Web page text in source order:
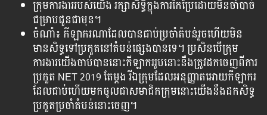
ក្រុមការងាររបស់យើង រក្សាសិទ្ធិក្នុងការកែប្រែដោយមិនចាំបាច់
ជម្រាបជូនជាមុន។
ចំណាំ៖ កីឡាករណា​​ដែលបាន​​​ជាប់​​ប្រចាំ​តំបន់​រួចហើយ​មិន​
មាន​សិទ្ធ​ទៅ​ប្រ​កួត​នៅ​តំបន់​ផ្សេងបាន​ទេ។ ប្រសិន​បើ​​ក្រុម​
ការងារ​យើង​ចាប់បាន​នោះ​កីឡាករ​រូប​នោះ​នឹង​ត្រូវ​ដក​ចេញ​ពីការ​
ប្រកួត​​ NET 2019 តែម្ដង រីឯក្រុម​ដែលអនុញ្ញាត​អោយ​កីឡាករ​
ដែល​ជាប់ហើយ​មកចូល​ជា​សមាជិក​ក្រុមនោះយើងនឹង​ដក​សិទ្ធ​​
ប្រកួត​ប្រចាំតំបន់​នោះចេញ។